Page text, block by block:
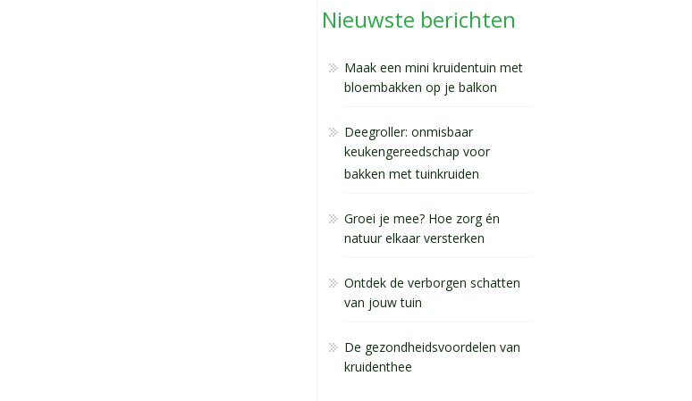
Nieuwste berichten
Maak een mini kruidentuin met
bloembakken op je balkon
Deegroller: onmisbaar
keukengereedschap voor
bakken met tuinkruiden
Groei je mee? Hoe zorg én
natuur elkaar versterken
Ontdek de verborgen schatten
van jouw tuin
De gezondheidsvoordelen van
kruidenthee